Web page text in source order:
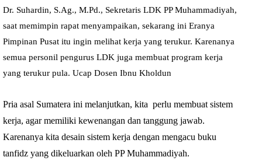
Dr. Suhardin, S.Ag., M.Pd., Sekretaris LDK PP Muhammadiyah,
saat memimpin rapat menyampaikan, sekarang ini Eranya
Pimpinan Pusat itu ingin melihat kerja yang terukur. Karenanya
semua personil pengurus LDK juga membuat program kerja
yang terukur pula. Ucap Dosen Ibnu Kholdun
Pria asal Sumatera ini melanjutkan, kita perlu membuat sistem
kerja, agar memiliki kewenangan dan tanggung jawab.
Karenanya kita desain sistem kerja dengan mengacu buku
tanfidz yang dikeluarkan oleh PP Muhammadiyah.